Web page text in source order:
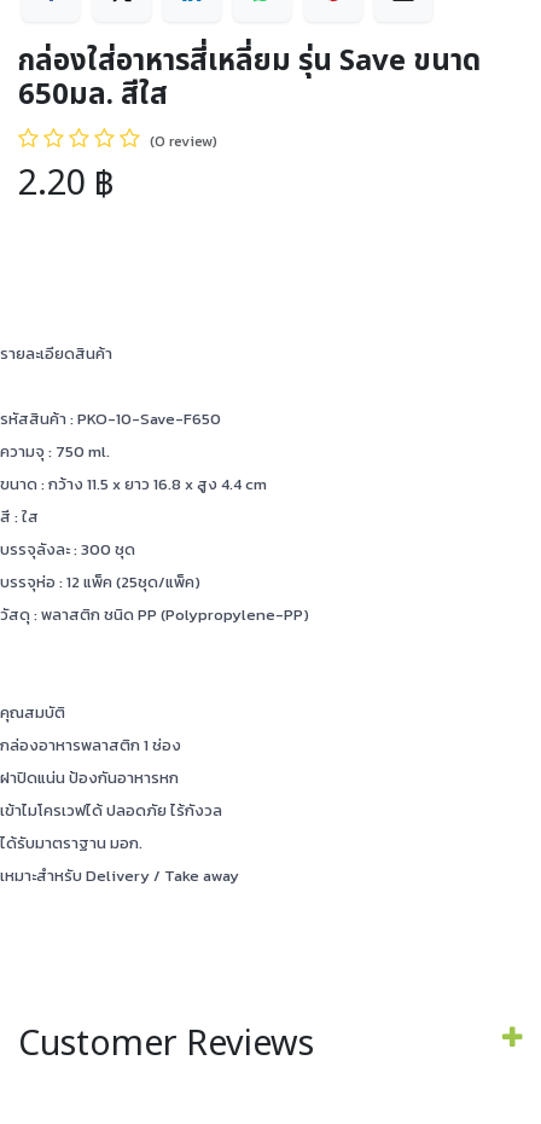
กล่องใส่อาหารสี่เหลี่ยม รุ่น Save ขนาด
650มล. สีใส
(0 review)
2.20 ฿
รายละเอียดสินค้า
รหัสสินค้า : PKO-10-Save-F650
ความจุ : 750 ml.
ขนาด : กว้าง 11.5 x ยาว 16.8 x สูง 4.4 cm
สี : ใส
บรรจุลังละ : 300 ชุด
บรรจุห่อ : 12 แพ็ค (25ชุด/แพ็ค)
วัสดุ : พลาสติก ชนิด PP (Polypropylene-PP)
คุณสมบัติ
กล่องอาหารพลาสติก 1 ช่อง
ฝาปิดแน่น ป้องกันอาหารหก
เข้าไมโครเวฟได้ ปลอดภัย ไร้กังวล
ได้รับมาตราฐาน มอก.
เหมาะสำหรับ Delivery / Take away
Customer Reviews